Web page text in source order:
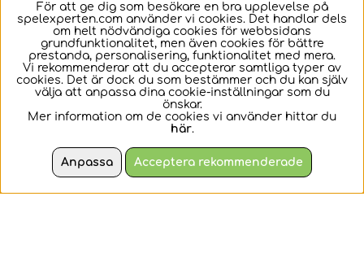
LEGO Technic - Gul
motorcykel
Susa in i leken med
pojkar och flickor från 7
LEGO Technic -
Bugatti Chiron Pur
Sport hyperbil
Ge racingfantaster
För att ge dig som besökare en bra upplevelse på
spelexperten.com använder vi cookies. Det handlar dels
om helt nödvändiga cookies för webbsidans
grundfunktionalitet, men även cookies för bättre
prestanda, personalisering, funktionalitet med mera.
Vi rekommenderar att du accepterar samtliga typer av
cookies. Det är dock du som bestämmer och du kan själv
välja att anpassa dina cookie-inställningar som du
önskar.
Mer information om de cookies vi använder hittar du
här.
Anpassa Acceptera rekommenderade